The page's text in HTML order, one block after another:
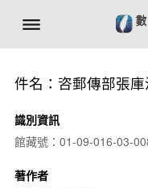
件名：咨郵傳部張
識別資訊
館藏號：01-09-016-03-
著作者